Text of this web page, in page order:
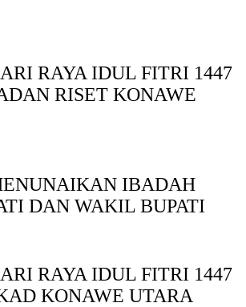
RAYA IDUL FITRI 1447
RISET KONAWE
IBADAH
DAN WAKIL BUPATI
RAYA IDUL FITRI 1447
KONAWE UTARA